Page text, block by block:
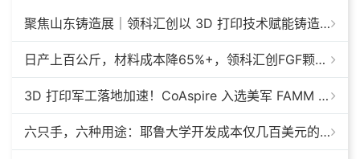
聚焦山东铸造展｜领科汇创以 3D 打印技术赋能铸造模具革新
日产上百公斤，材料成本降65%+，领科汇创FGF颗粒料3D打印机
3D 打印军工落地加速！CoAspire 入选美军 FAMM 导弹项目，RAACM 巡航导弹依托增材制造推进量产
六只手，六种用途：耶鲁大学开发成本仅几百美元的3D打印多功能假肢套装